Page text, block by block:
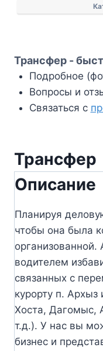
Трансфер -
Подробное
Вопросы и
Связаться с
Трансфер
Описание
Планируя
чтобы она была
водителем
связанных с
курорту п. Архыз
Хоста, Дагомыс,
т.д.). У нас вы
бизнес и